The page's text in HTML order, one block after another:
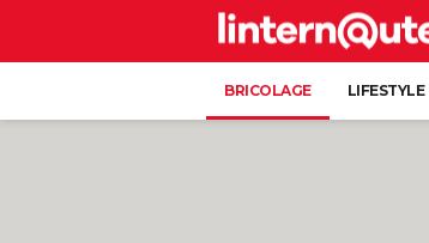
BRICOLAGE LIFESTYLE